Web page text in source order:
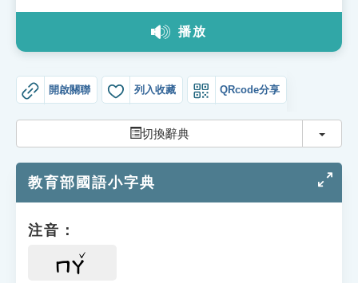
教學應用
貓頭鷹博士
播放
開啟關聯 列入收藏 QRcode分享
切換辭典 切換
教育部國語小字典
注音：
ㄇㄚ